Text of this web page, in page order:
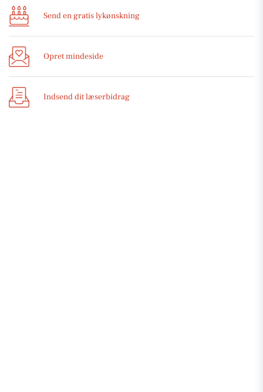
Send en gratis lykønskning
Opret mindeside
Indsend dit læserbidrag